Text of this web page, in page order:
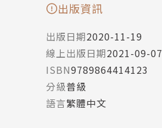
出版資訊
出版日期2020-11-19
線上出版日期2021-09-07
ISBN9789864414123
分級普級
語言繁體中文